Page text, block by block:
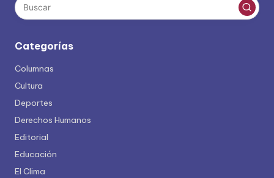
Categorías
Columnas
Cultura
Deportes
Derechos Humanos
Editorial
Educación
El Clima